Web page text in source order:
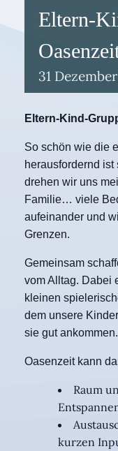
Eltern-
31 Dezember
Eltern-Kind-
So schön wie die
herausfordernd
drehen wir uns
Familie… viele
aufeinander und
Grenzen.
Gemeinsam
vom Alltag. Dabei
kleinen
dem unsere
sie gut ankommen.
Oasenzeit kann
Raum
kurzen